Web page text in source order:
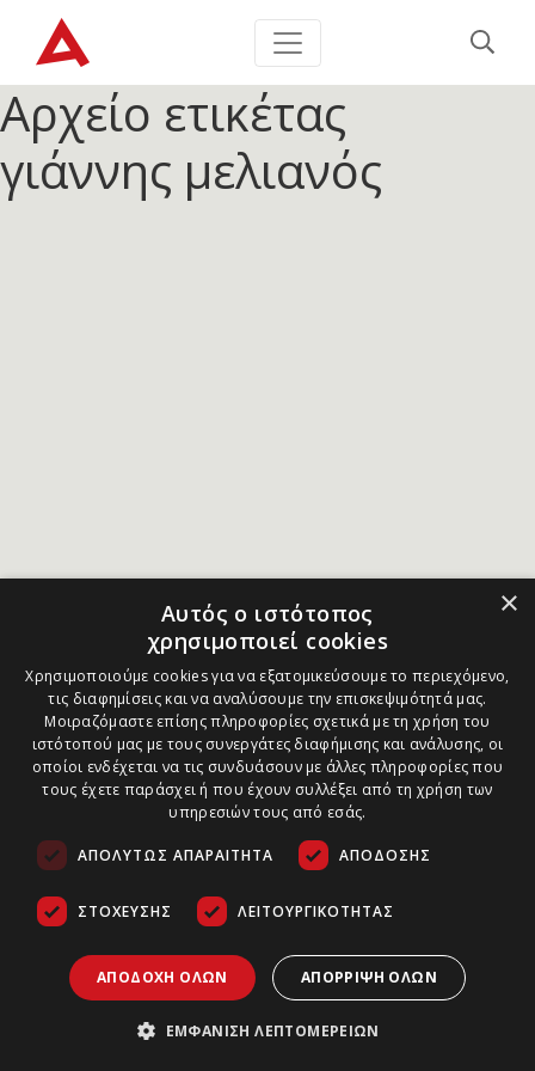
Αρχείο ετικέτας
γιάννης μελιανός
×
Αυτός ο ιστότοπος
χρησιμοποιεί cookies
Χρησιμοποιούμε cookies για να εξατομικεύσουμε το περιεχόμενο,
τις διαφημίσεις και να αναλύσουμε την επισκεψιμότητά μας.
Μοιραζόμαστε επίσης πληροφορίες σχετικά με τη χρήση του
ιστότοπού μας με τους συνεργάτες διαφήμισης και ανάλυσης, οι
οποίοι ενδέχεται να τις συνδυάσουν με άλλες πληροφορίες που
τους έχετε παράσχει ή που έχουν συλλέξει από τη χρήση των
υπηρεσιών τους από εσάς.
ΑΠΟΛΎΤΩΣ ΑΠΑΡΑΊΤΗΤΑ ΑΠΌΔΟΣΗΣ
ΣΤΌΧΕΥΣΗΣ ΛΕΙΤΟΥΡΓΙΚΌΤΗΤΑΣ
ΑΠΟΔΟΧΉ ΌΛΩΝ ΑΠΌΡΡΙΨΗ ΌΛΩΝ
ΕΜΦΆΝΙΣΗ ΛΕΠΤΟΜΕΡΕΙΏΝ